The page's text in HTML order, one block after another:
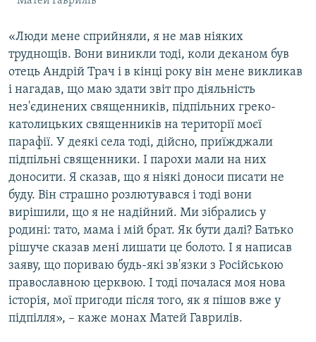
«Люди мене сприйняли, я не мав ніяких
труднощів. Вони виникли тоді, коли деканом був
отець Андрій Трач і в кінці року він мене викликав
і нагадав, що маю здати звіт про діяльність
нез'єдинених священників, підпільних греко-
католицьких священників на території моєї
парафії. У деякі села тоді, дійсно, приїжджали
підпільні священники. І парохи мали на них
доносити. Я сказав, що я ніякі доноси писати не
буду. Він страшно розлютувався і тоді вони
вирішили, що я не надійний. Ми зібрались у
родині: тато, мама і мій брат. Як бути далі? Батько
рішуче сказав мені лишати це болото. І я написав
заяву, що пориваю будь-які зв'язки з Російською
православною церквою. І тоді почалася моя нова
історія, мої пригоди після того, як я пішов вже у
підпілля», – каже монах Матей Гаврилів.